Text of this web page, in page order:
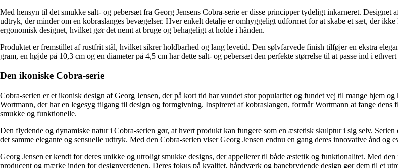
Med hensyn til det smukke salt- og pebersæt fra Georg Jensens Cobra-serie er disse principper tydeligt inkarneret.
udtryk, der minder om en kobraslanges bevægelser. Hver enkelt detalje er omhyggeligt udformet for at skabe et sæt, der
ergonomisk designet, hvilket gør det nemt at bruge og behageligt at holde i hånden.
Produktet er fremstillet af rustfrit stål, hvilket sikrer holdbarhed og lang levetid. Den sølvfarvede finish tilføjer en ekstra
gram, en højde på 10,3 cm og en diameter på 4,5 cm har dette salt- og pebersæt den perfekte størrelse til at passe ind i
Den ikoniske Cobra-serie
Cobra-serien er et ikonisk design af Georg Jensen, der på kort tid har vundet stor popularitet og fundet vej til mange hjem
Wortmann, der har en legesyg tilgang til design og formgivning. Inspireret af kobraslangen, formår Wortmann at fange
smukke og funktionelle.
Den flydende og dynamiske natur i Cobra-serien gør, at hvert produkt kan fungere som en æstetisk skulptur i sig selv.
det samme elegante og sensuelle udtryk. Med den Cobra-serien viser Georg Jensen endnu en gang deres innovative ånd og
Georg Jensen er kendt for deres unikke og utroligt smukke designs, der appellerer til både æstetik og funktionalitet. Med
producent og mærke inden for designverdenen. Deres fokus på kvalitet, håndværk og banebrydende design gør dem til et